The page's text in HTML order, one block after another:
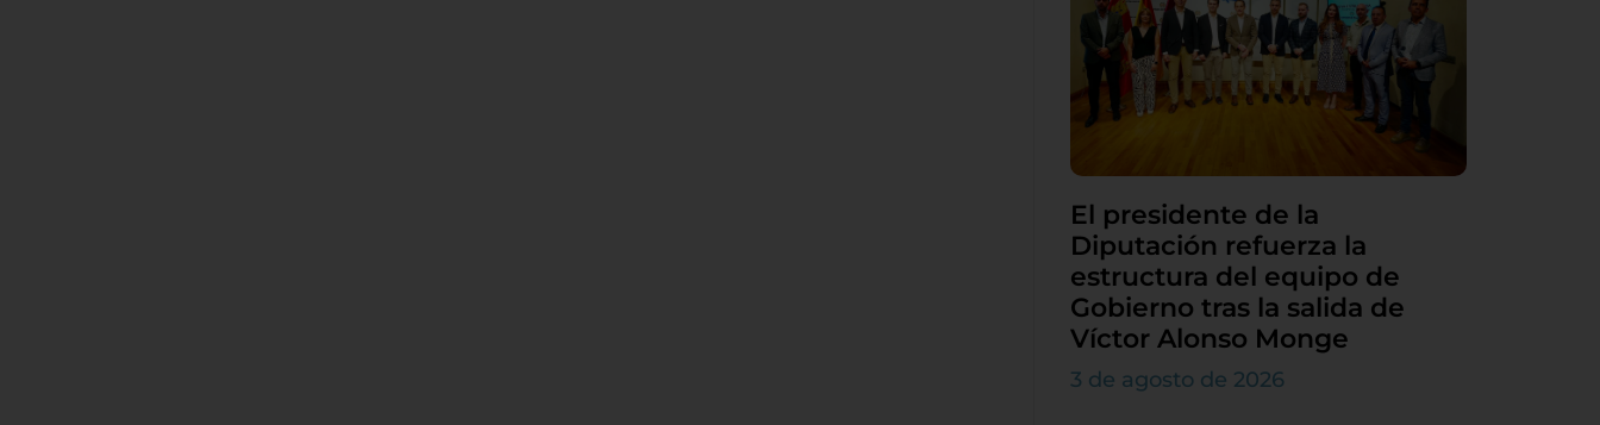
El presidente de la
Diputación refuerza la
estructura del equipo de
Gobierno tras la salida de
Víctor Alonso Monge
3 de agosto de 2026